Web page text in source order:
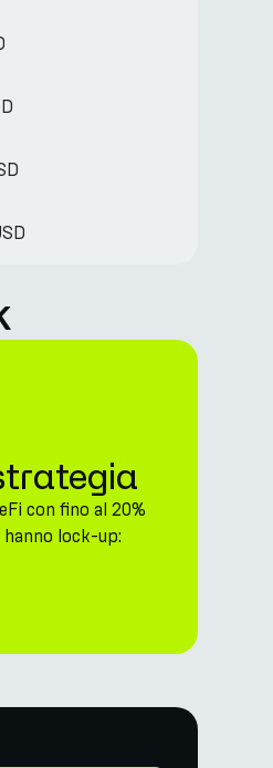
con fino al 20%
lock-up: